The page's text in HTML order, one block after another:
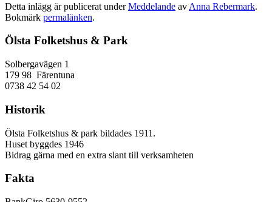
Detta inlägg är publicerat underMeddelande av Anna Rebermark.
Bokmärk permalänken.
Ölsta Folketshus & Park
Solbergavägen 1
179 98 Färentuna
0738 42 54 02
Historik
Ölsta Folketshus & park bildades 1911.
Huset byggdes 1946
Bidrag gärna med en extra slant till verksamheten
Fakta